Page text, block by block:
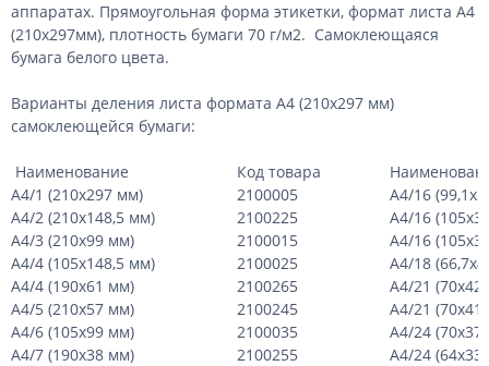
аппаратах. Прямоугольная форма этикетки, формат листа А4
(210х297мм), плотность бумаги 70 г/м2. Самоклеющаяся
бумага белого цвета.
Варианты деления листа формата А4 (210х297 мм)
самоклеющейся бумаги:
Наименование Код товара
А4/1 (210х297 мм)
2100005
А4/16
А4/2 (210х148,5 мм)
2100225
А4/16
А4/3 (210х99 мм)
2100015
А4/16
А4/4 (105х148,5 мм)
2100025
А4/18
А4/4 (190х61 мм)
2100265
А4/21
А4/5 (210х57 мм)
2100245
А4/21 (70х41
А4/6 (105х99 мм)
2100035
А4/24 (70х37
А4/7 (190х38 мм)
2100255
А4/24